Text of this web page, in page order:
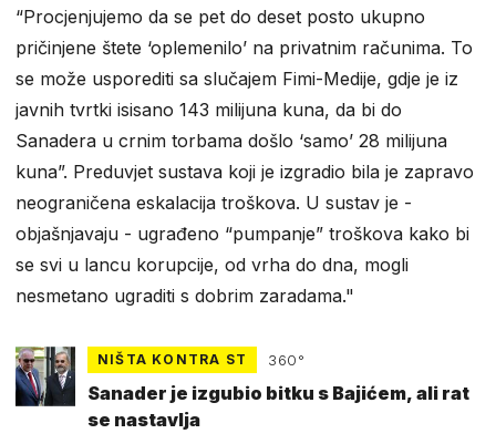
“Procjenjujemo da se pet do deset posto ukupno
pričinjene štete ‘oplemenilo’ na privatnim računima. To
se može usporediti sa slučajem Fimi-Medije, gdje je iz
javnih tvrtki isisano 143 milijuna kuna, da bi do
Sanadera u crnim torbama došlo ‘samo’ 28 milijuna
kuna”. Preduvjet sustava koji je izgradio bila je zapravo
neograničena eskalacija troškova. U sustav je -
objašnjavaju - ugrađeno “pumpanje” troškova kako bi
se svi u lancu korupcije, od vrha do dna, mogli
nesmetano ugraditi s dobrim zaradama."
NIŠTA KONTRA ST 360°
Sanader je izgubio bitku s Bajićem, ali rat
se nastavlja